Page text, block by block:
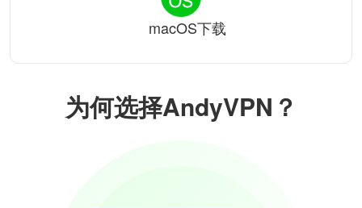
为何选择AndyVPN？
macOS下载